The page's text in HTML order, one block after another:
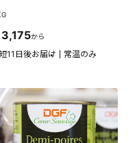
3,175から
11日後お届け 常温のみ